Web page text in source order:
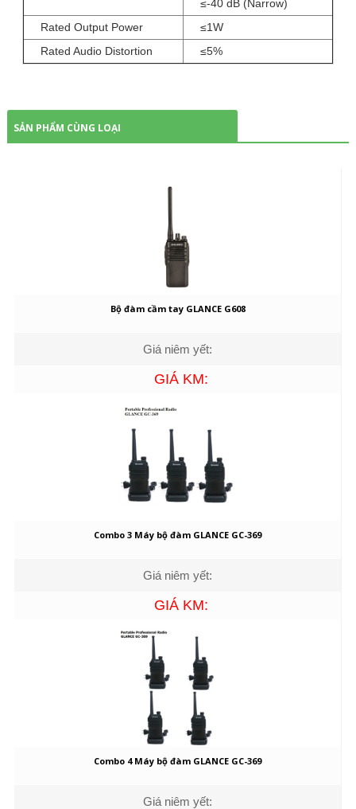
≤-40 dB (Narrow)
Rated Output Power
≤1W
Rated Audio Distortion
≤5%
SẢN PHẨM CÙNG LOẠI
Bộ đàm cầm tay GLANCE G608
Giá niêm yết:
GIÁ KM:
Combo 3 Máy bộ đàm GLANCE GC-369
Giá niêm yết:
GIÁ KM:
Combo 4 Máy bộ đàm GLANCE GC-369
Giá niêm yết: